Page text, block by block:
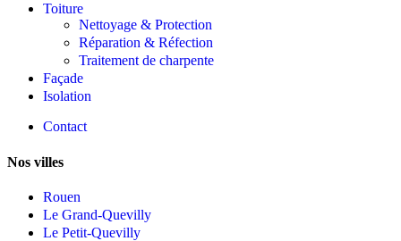
Toiture
Nettoyage & Protection
Réparation & Réfection
Traitement de charpente
Façade
Isolation
Contact
Nos villes
Rouen
Le Grand-Quevilly
Le Petit-Quevilly